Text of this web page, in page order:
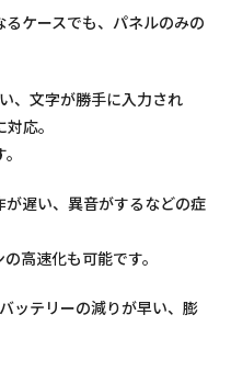
ケースでも、パネルのみの
、文字が勝手に入力され
応。
遅い、異音がするなどの症
高速化も可能です。
ッテリーの減りが早い、膨